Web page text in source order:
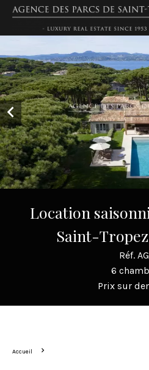
Location
Saint-
Réf.
6
Prix sur
Accueil